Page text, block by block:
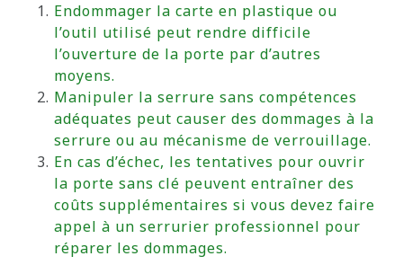
Endommager la carte en plastique ou
l’outil utilisé peut rendre difficile
l’ouverture de la porte par d’autres
moyens.
Manipuler la serrure sans compétences
adéquates peut causer des dommages à la
serrure ou au mécanisme de verrouillage.
En cas d’échec, les tentatives pour ouvrir
la porte sans clé peuvent entraîner des
coûts supplémentaires si vous devez faire
appel à un serrurier professionnel pour
réparer les dommages.